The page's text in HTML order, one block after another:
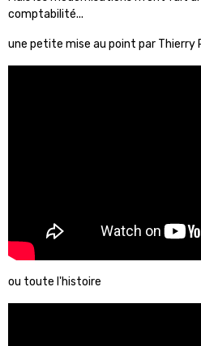
comptabilité...
une petite mise au point par Thierry
ou toute l'histoire